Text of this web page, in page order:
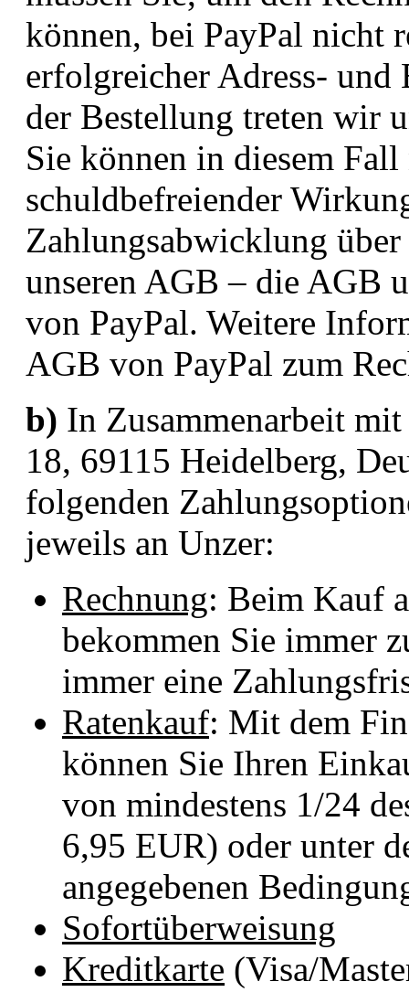
können, bei PayPal nicht
erfolgreicher Adress-
der Bestellung treten wir
Sie können in diesem
schuldbefreiender
Zahlungsabwicklung über
unseren AGB – die AGB
von PayPal. Weitere
AGB von PayPal zum
b) In Zusammenarbeit
18, 69115 Heidelberg,
folgenden
jeweils an Unzer:
Rechnung: Beim Kauf
bekommen Sie immer
immer eine
Ratenkauf: Mit dem
können Sie Ihren
von mindestens 1/24
6,95 EUR) oder unter
angegebenen
Sofortüberweisung
Kreditkarte (Visa/